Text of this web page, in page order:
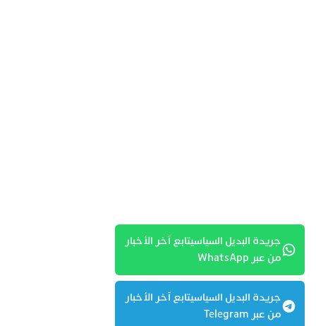
جريدة البديل السياسيتابع آخر الأخبار
من عبر WhatsApp
جريدة البديل السياسيتابع آخر الأخبار
من عبر Telegram